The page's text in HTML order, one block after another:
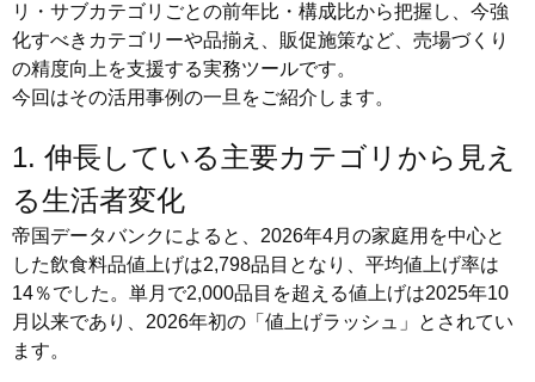
リ・サブカテゴリごとの前年比・構成比から把握し、今強
化すべきカテゴリーや品揃え、販促施策など、売場づくり
の精度向上を支援する実務ツールです。
今回はその活用事例の一旦をご紹介します。
1. 伸長している主要カテゴリから見え
る生活者変化
帝国データバンクによると、2026年4月の家庭用を中心と
した飲食料品値上げは2,798品目となり、平均値上げ率は
14％でした。単月で2,000品目を超える値上げは2025年10
月以来であり、2026年初の「値上げラッシュ」とされてい
ます。